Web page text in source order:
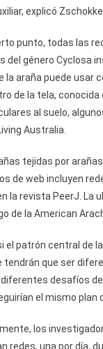
explicó Zschokke.
punto, todas las
del género Cyclosa
la araña puede usar
de la tela,
al suelo,
Australia.
tejidas por
de web incluyen
la revista PeerJ. La
de la American
el patrón central de
tendrán que ser
desafíos de
el mismo plan
los
redes, una por día,